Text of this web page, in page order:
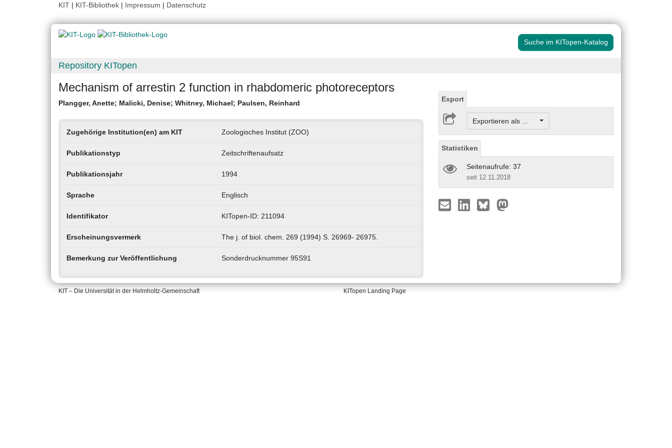
KIT | KIT-Bibliothek | Impressum | Datenschutz
Suche im KITopen-Katalog
Repository KITopen
Mechanism of arrestin 2 function in rhabdomeric photoreceptors
Plangger, Anette; Malicki, Denise; Whitney, Michael; Paulsen, Reinhard
Zugehörige Institution(en) am KIT Zoologisches Institut (ZOO)
Publikationstyp Zeitschriftenaufsatz
Publikationsjahr 1994
Sprache Englisch
Identifikator KITopen-ID: 211094
Erscheinungsvermerk The j. of biol. chem. 269 (1994) S. 26969- 26975.
Bemerkung zur Veröffentlichung Sonderdrucknummer 95S91
Export
Exportieren als ...
Statistiken
Seitenaufrufe: 37
seit 12.11.2018
KIT – Die Universität in der Helmholtz-Gemeinschaft KITopen Landing Page